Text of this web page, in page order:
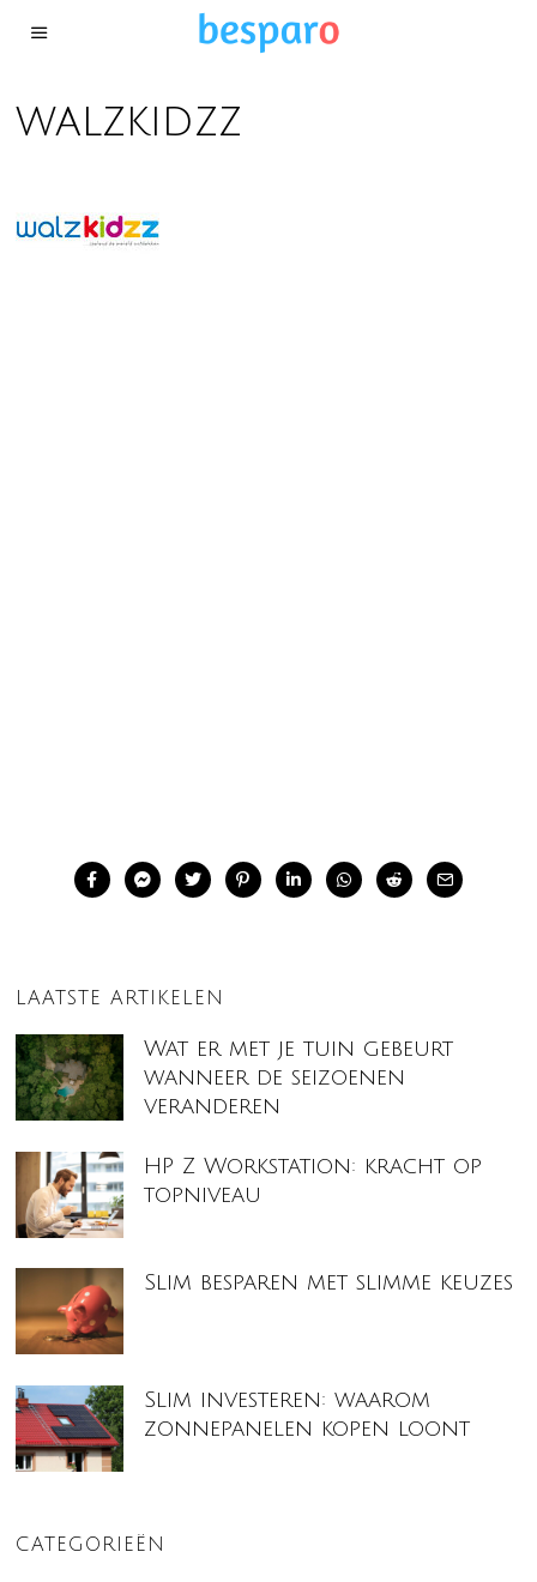
walzkidzz
LAATSTE ARTIKELEN
Wat er met je tuin gebeurt
wanneer de seizoenen
veranderen
HP Z Workstation: kracht op
topniveau
Slim besparen met slimme keuzes
Slim investeren: waarom
zonnepanelen kopen loont
CATEGORIEËN